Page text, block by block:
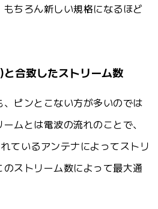
ちろん新しい規格になるほど
合致したストリーム数
ピンとこない方が多いのでは
ムとは電波の流れのことで、
ているアンテナによってストリ
ストリーム数によって最大通